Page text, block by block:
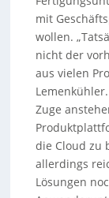
mit
wollen.
nicht der
aus vielen
Zuge
die Cloud zu
allerdings
Lösungen